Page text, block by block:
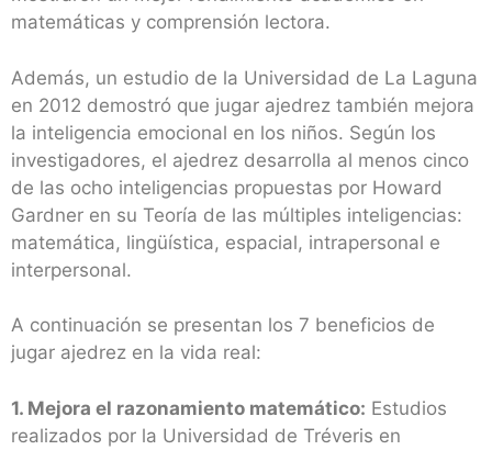
matemáticas y comprensión lectora.
Además, un estudio de la Universidad de La Laguna
en 2012 demostró que jugar ajedrez también mejora
la inteligencia emocional en los niños. Según los
investigadores, el ajedrez desarrolla al menos cinco
de las ocho inteligencias propuestas por Howard
Gardner en su Teoría de las múltiples inteligencias:
matemática, lingüística, espacial, intrapersonal e
interpersonal.
A continuación se presentan los 7 beneficios de
jugar ajedrez en la vida real:
1. Mejora el razonamiento matemático: Estudios
realizados por la Universidad de Tréveris en